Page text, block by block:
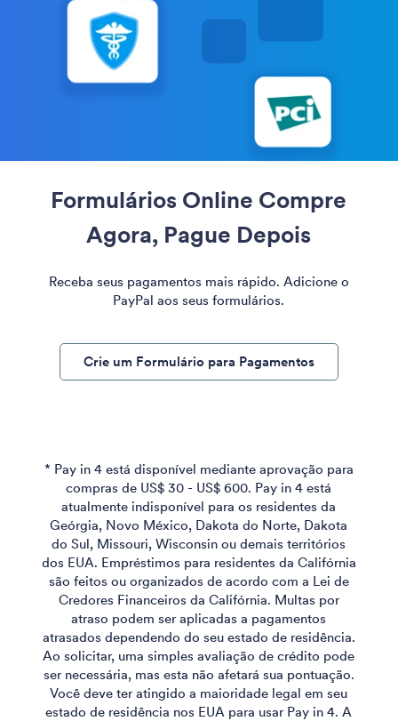
Formulários Online Compre
Agora, Pague Depois
Receba seus pagamentos mais rápido. Adicione o
PayPal aos seus formulários.
Crie um Formulário para Pagamentos
* Pay in 4 está disponível mediante aprovação para
compras de US$ 30 - US$ 600. Pay in 4 está
atualmente indisponível para os residentes da
Geórgia, Novo México, Dakota do Norte, Dakota
do Sul, Missouri, Wisconsin ou demais territórios
dos EUA. Empréstimos para residentes da Califórnia
são feitos ou organizados de acordo com a Lei de
Credores Financeiros da Califórnia. Multas por
atraso podem ser aplicadas a pagamentos
atrasados dependendo do seu estado de residência.
Ao solicitar, uma simples avaliação de crédito pode
ser necessária, mas esta não afetará sua pontuação.
Você deve ter atingido a maioridade legal em seu
estado de residência nos EUA para usar Pay in 4. A